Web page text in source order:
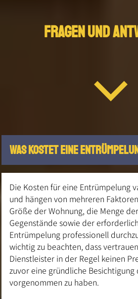
FRAGEN UND
Was kostet eine
Die Kosten für eine Entrümpelung
und hängen von mehreren
Größe der Wohnung, die Menge
Gegenstände sowie der
Entrümpelung professionell
wichtig zu beachten, dass
Dienstleister in der Regel keinen
zuvor eine gründliche Besichtigung
vorgenommen zu haben.